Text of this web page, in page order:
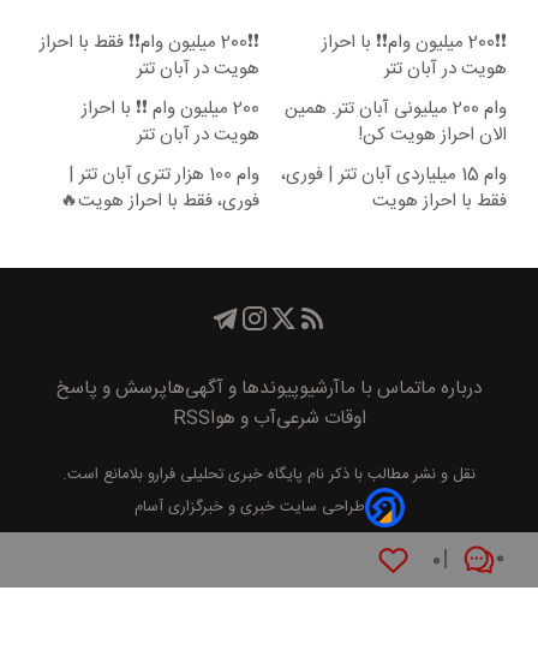
۰ ۰
❗❗200 میلیون وام❗❗ با احراز
هویت در آبان تتر
❗❗200 میلیون وام❗❗ فقط با احراز
هویت در آبان تتر
وام 200 میلیونی آبان تتر. همین
الان احراز هویت کن!
200 میلیون وام ❗❗ با احراز
هویت در آبان تتر
وام 15 میلیاردی آبان تتر | فوری،
فقط با احراز هویت
وام 100 هزار تتری آبان تتر |
فوری، فقط با احراز هویت🔥
درباره ماتماس با ماآرشیوپیوند‌ها و آگهی‌هاپرسش و پاسخ
اوقات شرعیآب و هواRSS
نقل و نشر مطالب با ذکر نام پايگاه خبری تحليلی فرارو بلامانع است.
طراحی سایت خبری و خبرگزاری آسام